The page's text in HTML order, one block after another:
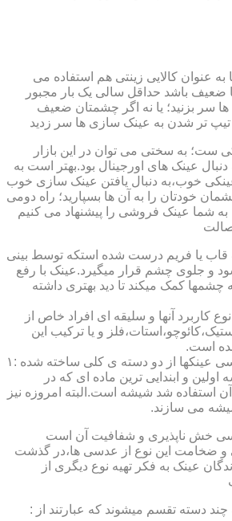
عنوان کالایی زینتی هم استفاده می
باشد حداقل سالی یک بار مجبور
سر بزنید؛ یا نه اگر چشمتان ضعیف
تر شدن به عینک سازی ها سر زدید
ست؛ به سختی می توان در این بازار
عینک های اورجینال بود.بهتر است به
خوب،به دنبال یافتن عینک سازی خوب
خودتان را به آن ها بسپارید؛ راه دومی
به شما عینک فروشی را پیشنهاد می کنیم
یا فریم درست شده استکه توسط بینی
و جلوی چشم قرار میگیرد.عینک با رفع
چشمها کمک میکند تا دید بهتری داشته
کاربرد آنها و سلیقه ای افراد خاص از
و یا ترکیب این
است.
عدسی یا لنز :جنس عدسی عینکها از دو دسته ی کلی ساخته شده :۱
اولین و ابندایی ترین ماده ای که در
شد شیشه است.البته امروزه نیز
می سازند.
خش ناپذیری و شفافیت آن است
و ضخامت این نوع از عدسی ها،در گذشت
عینک به فکر تهیه نوع دیگری از
دسته تقسم میشوند که عبارتند از :